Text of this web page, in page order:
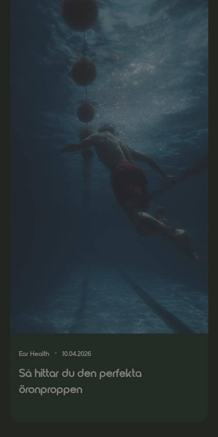
Så hittar du den perfekta
öronproppen
10.04.2026
Ear Health